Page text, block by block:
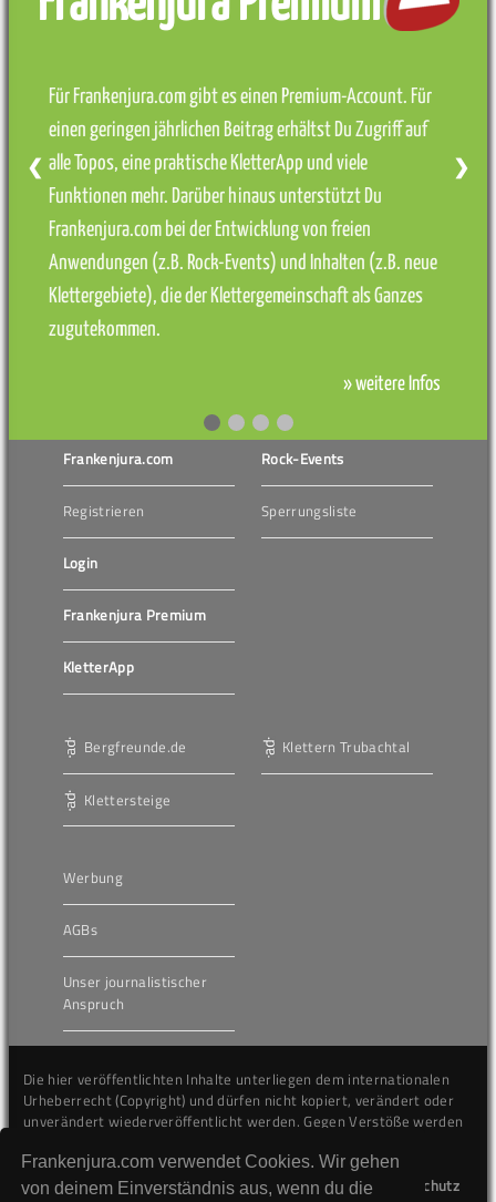
Frankenjura.com verwendet Cookies. Wir gehen
von deinem Einverständnis aus, wenn du die
Für Frankenjura.com gibt es einen Premium-Account. Für
einen geringen jährlichen Beitrag erhältst Du Zugriff auf
alle Topos, eine praktische KletterApp und viele
Funktionen mehr. Darüber hinaus unterstützt Du
Frankenjura.com bei der Entwicklung von freien
Anwendungen (z.B. Rock-Events) und Inhalten (z.B. neue
Klettergebiete), die der Klettergemeinschaft als Ganzes
zugutekommen.
» weitere Infos
❮ ❯
Frankenjura.com
Registrieren
Login
Frankenjura Premium
KletterApp
Rock-Events
Sperrungsliste
Bergfreunde.de
Klettersteige
Klettern Trubachtal
Werbung
AGBs
Unser journalistischer
Anspruch
Die hier veröffentlichten Inhalte unterliegen dem internationalen
Urheberrecht (Copyright) und dürfen nicht kopiert, verändert oder
unverändert wiederveröffentlicht werden. Gegen Verstöße werden
Kontakt
Impressum Datenschutz